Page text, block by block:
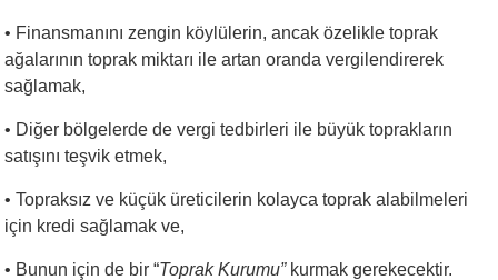
• Finansmanını zengin köylülerin, ancak özelikle toprak
ağalarının toprak miktarı ile artan oranda vergilendirerek
sağlamak,
• Diğer bölgelerde de vergi tedbirleri ile büyük toprakların
satışını teşvik etmek,
•Topraksız ve küçük üreticilerin kolayca toprak alabilmeleri
için kredi sağlamak ve,
• Bunun için de bir “Toprak Kurumu”kurmak gerekecektir.